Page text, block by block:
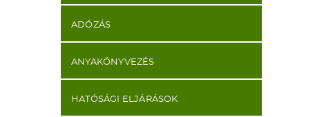
ADÓZÁS
ANYAKÖNYVEZÉS
HATÓSÁGI ELJÁRÁSOK